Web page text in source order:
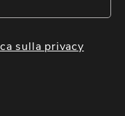
sulla privacy